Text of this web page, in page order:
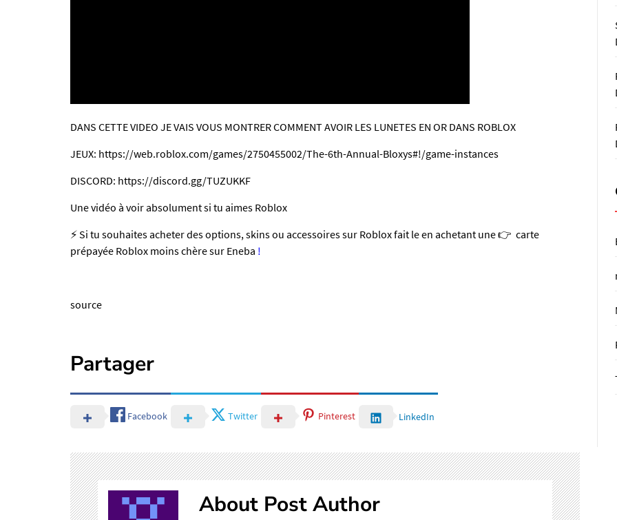
DANS CETTE VIDEO JE VAIS VOUS MONTRER COMMENT AVOIR LES LUNETES EN OR DANS ROBLOX
JEUX: https://web.roblox.com/games/2750455002/The-6th-Annual-Bloxys#!/game-instances
DISCORD: https://discord.gg/TUZUKKF
Une vidéo à voir absolument si tu aimes Roblox
⚡ Si tu souhaites acheter des options, skins ou accessoires sur Roblox fait le en achetant une 👉 carte
prépayée Roblox moins chère sur Eneba !
source
Partager
Facebook Twitter Pinterest LinkedIn
About Post Author